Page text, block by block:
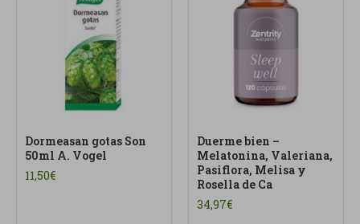
Dormeasan gotas Son
50ml A. Vogel
11,50€
Duerme bien –
Melatonina, Valeriana,
Pasiflora, Melisa y
Rosella de Ca
34,97€